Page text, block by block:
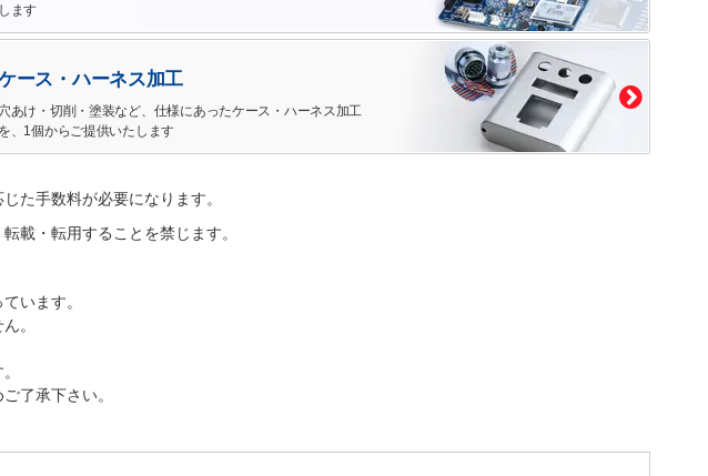
します
ース・ハーネス加工
穴あけ・切削・塗装など、仕様にあったケース・ハーネス加工
を、1個からご提供いたします
た手数料が必要になります。
載・転用することを禁じます。
います。
。
了承下さい。